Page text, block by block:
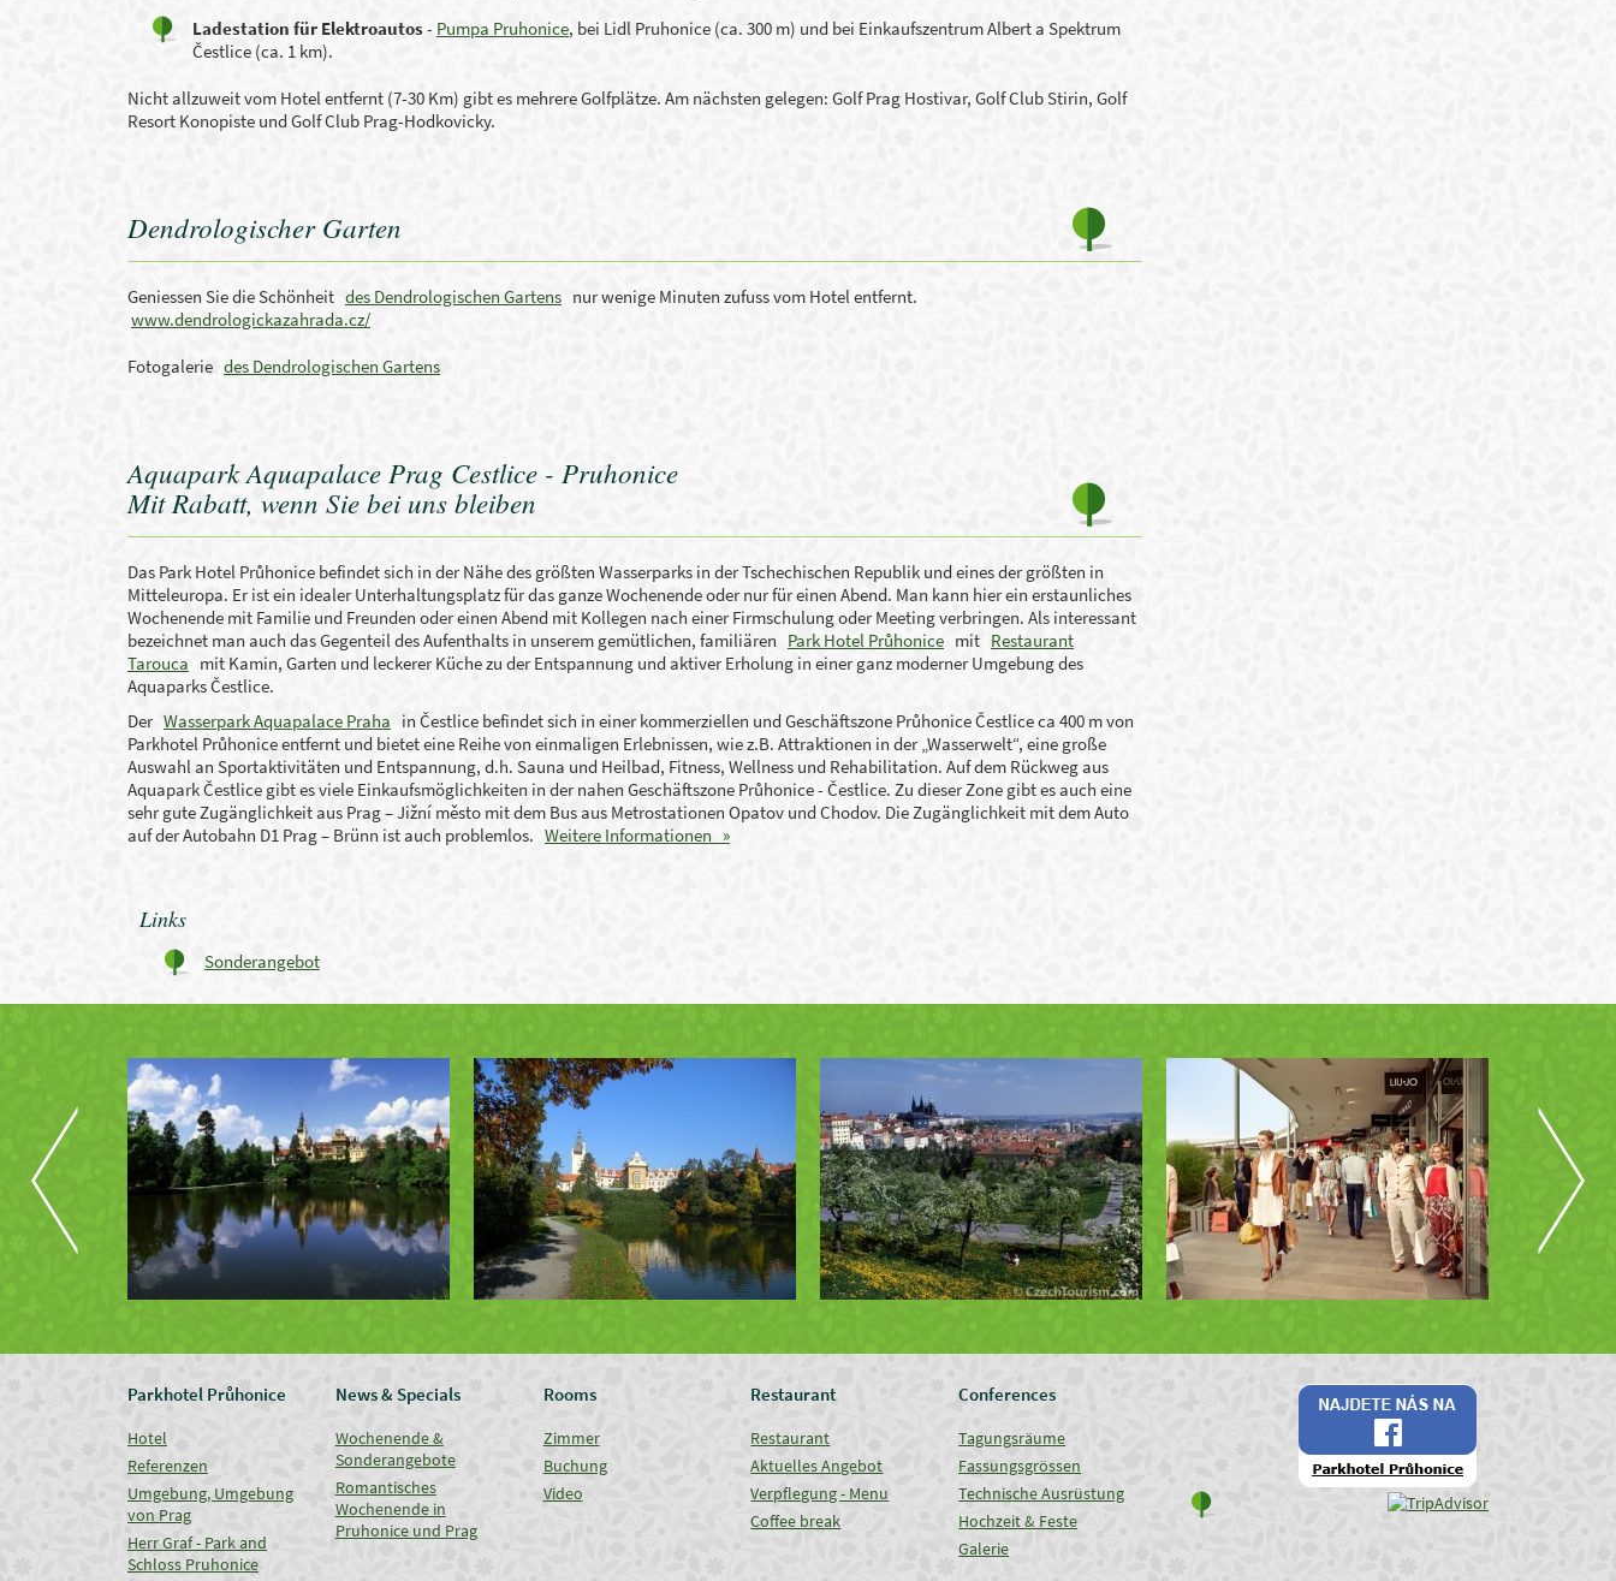
Ladestation für Elektroautos- Pumpa Pruhonice, bei Lidl Pruhonice (ca. 300 m) und bei Einkaufszentrum Albert a Spektrum
Čestlice (ca. 1 km).
Nicht allzuweit vom Hotel entfernt (7-30 Km) gibt es mehrere Golfplätze. Am nächsten gelegen: Golf Prag Hostivar, Golf Club Stirin, Golf
Resort Konopiste und Golf Club Prag-Hodkovicky.
Dendrologischer Garten
Geniessen Sie die Schönheit des Dendrologischen Gartens nur wenige Minuten zufuss vom Hotel entfernt.
www.dendrologickazahrada.cz/
Fotogalerie des Dendrologischen Gartens
Aquapark Aquapalace Prag Cestlice - Pruhonice
Mit Rabatt, wenn Sie bei uns bleiben
Das Park Hotel Průhonice befindet sich in der Nähe des größten Wasserparks in der Tschechischen Republik und eines der größten in
Mitteleuropa. Er ist ein idealer Unterhaltungsplatz für das ganze Wochenende oder nur für einen Abend. Man kann hier ein erstaunliches
Wochenende mit Familie und Freunden oder einen Abend mit Kollegen nach einer Firmschulung oder Meeting verbringen. Als interessant
bezeichnet man auch das Gegenteil des Aufenthalts in unserem gemütlichen, familiären Park Hotel Průhonice mit Restaurant
Tarouca mit Kamin, Garten und leckerer Küche zu der Entspannung und aktiver Erholung in einer ganz moderner Umgebung des
Aquaparks Čestlice.
Der Wasserpark Aquapalace Praha in Čestlice befindet sich in einer kommerziellen und Geschäftszone Průhonice Čestlice ca 400 m von
Parkhotel Průhonice entfernt und bietet eine Reihe von einmaligen Erlebnissen, wie z.B. Attraktionen in der „Wasserwelt“, eine große
Auswahl an Sportaktivitäten und Entspannung, d.h. Sauna und Heilbad, Fitness, Wellness und Rehabilitation. Auf dem Rückweg aus
Aquapark Čestlice gibt es viele Einkaufsmöglichkeiten in der nahen Geschäftszone Průhonice - Čestlice. Zu dieser Zone gibt es auch eine
sehr gute Zugänglichkeit aus Prag – Jižní město mit dem Bus aus Metrostationen Opatov und Chodov. Die Zugänglichkeit mit dem Auto
auf der Autobahn D1 Prag – Brünn ist auch problemlos. Weitere Informationen »
Links
Sonderangebot
Parkhotel Průhonice
Hotel
Referenzen
Umgebung, Umgebung
von Prag
Herr Graf - Park and
Schloss Pruhonice
News & Specials
Wochenende &
Sonderangebote
Romantisches
Wochenende in
Pruhonice und Prag
Rooms
Zimmer
Buchung
Video
Restaurant
Restaurant
Aktuelles Angebot
Verpflegung - Menu
Coffee break
Conferences
Tagungsräume
Fassungsgrössen
Technische Ausrüstung
Hochzeit & Feste
Galerie